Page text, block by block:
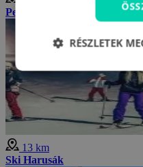
Pernštejn vár
13 km
Ski Harusák
RÉSZLETEK